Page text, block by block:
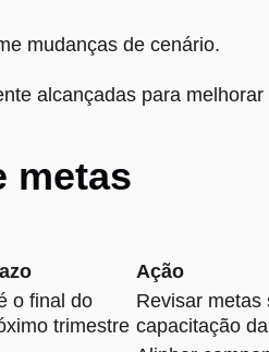
mudanças de cenário.
alcançadas para
metas
Ação
o final do
trimestre
Revisar metas
capacitação